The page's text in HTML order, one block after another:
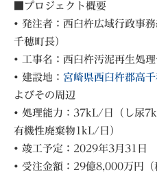
■プロジェクト概要
• 発注者：西臼杵広域行政事
千穂町長）
• 工事名：西臼杵汚泥再生処
• 建設地： 宮崎県西臼杵郡高
よびその周辺
• 処理能力：37kL/日（し尿
有機性廃棄物1kL/日）
• 竣工予定：2029年3月31日
• 受注金額：29億8,000万円（